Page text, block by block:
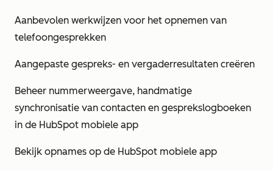
Aanbevolen werkwijzen voor het opnemen van
telefoongesprekken
Aangepaste gespreks- en vergaderresultaten creëren
Beheer nummerweergave, handmatige
synchronisatie van contacten en gesprekslogboeken
in de HubSpot mobiele app
Bekijk opnames op de HubSpot mobiele app